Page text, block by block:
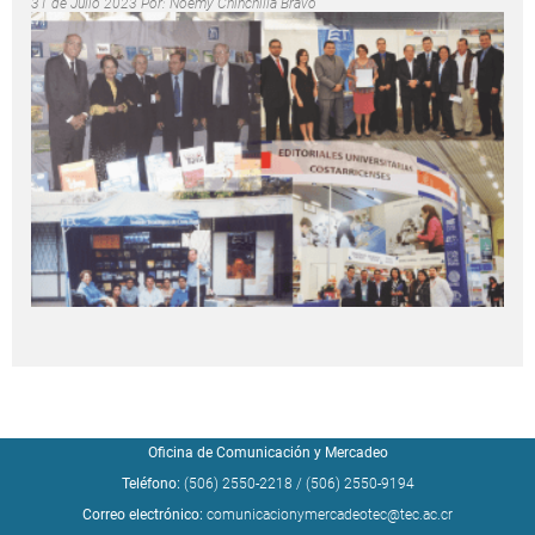
Oficina de Comunicación y Mercadeo
Teléfono: (506) 2550-2218 / (506) 2550-9194
Correo electrónico: comunicacionymercadeotec@tec.ac.cr